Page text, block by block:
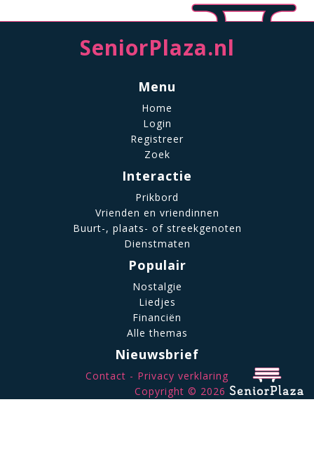
SeniorPlaza.nl
Menu
Home
Login
Registreer
Zoek
Interactie
Prikbord
Vrienden en vriendinnen
Buurt-, plaats- of streekgenoten
Dienstmaten
Populair
Nostalgie
Liedjes
Financiën
Alle themas
Nieuwsbrief
Contact
Privacy verklaring
Copyright © 2026